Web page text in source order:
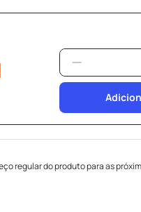
regular do produto para as